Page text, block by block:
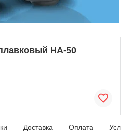
HA-50
Доставка Оплата